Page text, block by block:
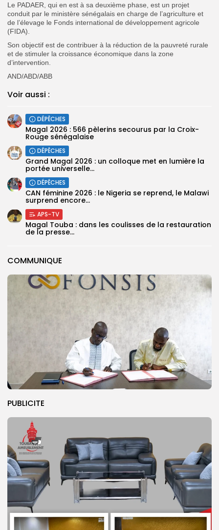
COMMUNIQUE
PUBLICITE
Le PADAER, qui en est à sa deuxième phase, est un projet
conduit par le ministère sénégalais en charge de l’agriculture et
de l’élevage le Fonds international de développement agricole
(FIDA).
Son objectif est de contribuer à la réduction de la pauvreté rurale
et de stimuler la croissance économique dans la zone
d’intervention.
AND/ABD/ABB
Voir aussi :
DÉPÊCHES
Magal 2026 : 566 pèlerins secourus par la Croix-
Rouge sénégalaise
DÉPÊCHES
Grand Magal 2026 : un colloque met en lumière la
portée universelle...
DÉPÊCHES
‎CAN féminine 2026 : le Nigeria se reprend, le Malawi
surprend encore...
APS-TV
Magal Touba : dans les coulisses de la restauration
de la presse...